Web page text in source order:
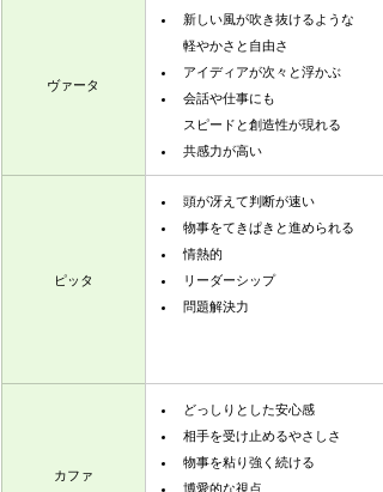
ヴァータ
新しい風が吹き抜けるような
軽やかさと自由さ
アイディアが次々と浮かぶ
会話や仕事にも
スピードと創造性が現れる
共感力が高い
ピッタ
頭が冴えて判断が速い
物事をてきぱきと進められる
情熱的
リーダーシップ
問題解決力
カファ
どっしりとした安心感
相手を受け止めるやさしさ
物事を粘り強く続ける
博愛的な視点